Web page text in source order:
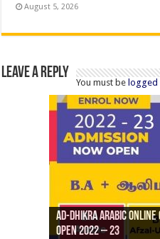
August 5, 2026
Leave a Reply
You must belogged
Ad-Dhikra Arabic Online
Open 2022 – 23
Ad-Dhikra Arabic Online
AD DHIKRA ARABIC COLLEGE
ரியாத் ஜும்ஆ
Masjid (Kuwait Masjid),